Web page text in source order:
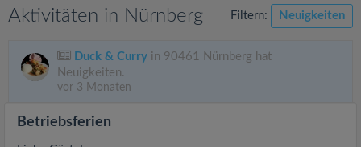
Aktivitäten in Nürnberg Filtern: Neuigkeiten
Duck & Curry in 90461 Nürnberg hat
Neuigkeiten.
vor 3 Monaten
Betriebsferien